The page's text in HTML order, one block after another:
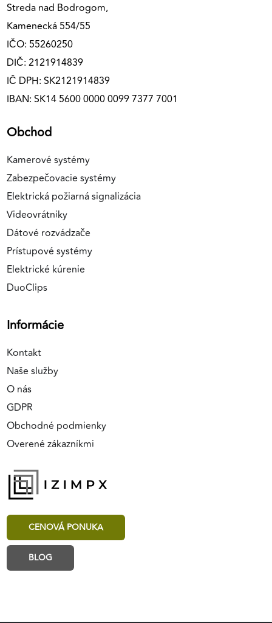
Streda nad Bodrogom,
Kamenecká 554/55
IČO: 55260250
DIČ: 2121914839
IČ DPH: SK2121914839
IBAN: SK14 5600 0000 0099 7377 7001
Obchod
Kamerové systémy
Zabezpečovacie systémy
Elektrická požiarná signalizácia
Videovrátniky
Dátové rozvádzače
Prístupové systémy
Elektrické kúrenie
DuoClips
Informácie
Kontakt
Naše služby
O nás
GDPR
Obchodné podmienky
Overené zákazníkmi
CENOVÁ PONUKA
BLOG